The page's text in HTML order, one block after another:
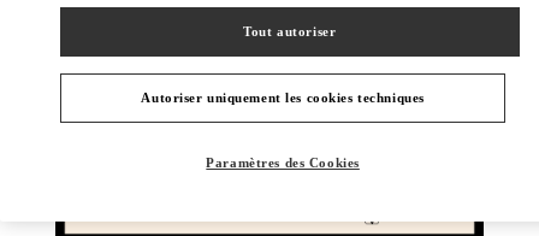
Autoriser uniquement les cookies techniques
Tout autoriser
Paramètres des Cookies